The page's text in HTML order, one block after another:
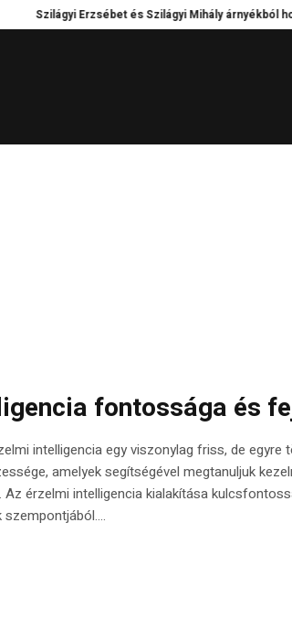
Szilágyi Erzsébet és Szilágyi Mihály árnyékból
fontossága és
intelligencia egy viszonylag friss, de egyre
amelyek segítségével megtanuljuk
érzelmi intelligencia kialakítása